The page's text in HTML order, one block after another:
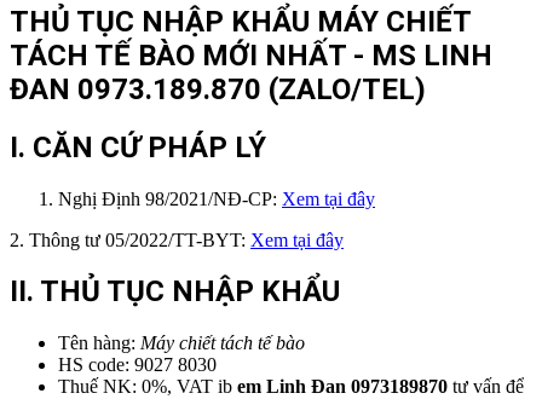
THỦ TỤC NHẬP KHẨU MÁY CHIẾT
TÁCH TẾ BÀO MỚI NHẤT - MS LINH
ĐAN 0973.189.870 (ZALO/TEL)
I. CĂN CỨ PHÁP LÝ
Nghị Định 98/2021/NĐ-CP: Xem tại đây
2. Thông tư 05/2022/TT-BYT: Xem tại đây
II. THỦ TỤC NHẬP KHẨU
Tên hàng: Máy chiết tách tế bào
HS code: 9027 8030
Thuế NK: 0%, VAT ib em Linh Đan 0973189870 tư vấn để